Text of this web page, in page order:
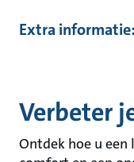
Extra informatie:
Verbeter
Ontdek hoe u een